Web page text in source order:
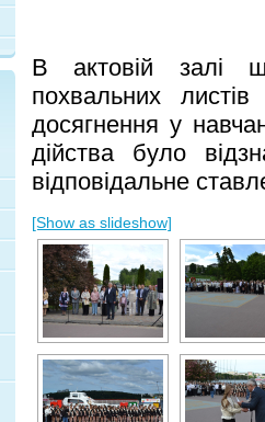
В актовій залі
похвальних
досягнення у
дійства було
відповідальне
[Show as slideshow]